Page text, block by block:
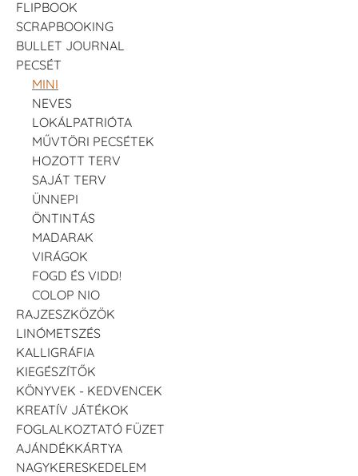
FLIPBOOK
SCRAPBOOKING
BULLET JOURNAL
PECSÉT
MINI
NEVES
LOKÁLPATRIÓTA
MŰVTÖRI PECSÉTEK
HOZOTT TERV
SAJÁT TERV
ÜNNEPI
ÖNTINTÁS
MADARAK
VIRÁGOK
FOGD ÉS VIDD!
COLOP NIO
RAJZESZKÖZÖK
LINÓMETSZÉS
KALLIGRÁFIA
KIEGÉSZÍTŐK
KÖNYVEK - KEDVENCEK
KREATÍV JÁTÉKOK
FOGLALKOZTATÓ FÜZET
AJÁNDÉKKÁRTYA
NAGYKERESKEDELEM